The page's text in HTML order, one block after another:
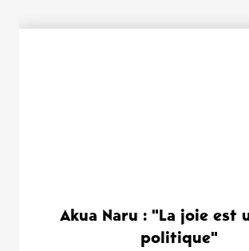
Akua Naru : "La joie est
politique"